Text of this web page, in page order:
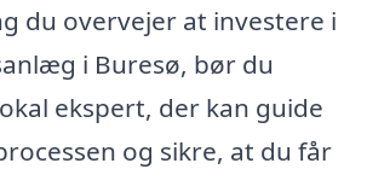
du overvejer at investere i
i Buresø, bør du
ekspert, der kan guide
og sikre, at du får